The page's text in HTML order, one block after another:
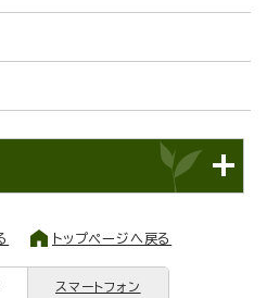
トップページへ戻る
スマートフォン